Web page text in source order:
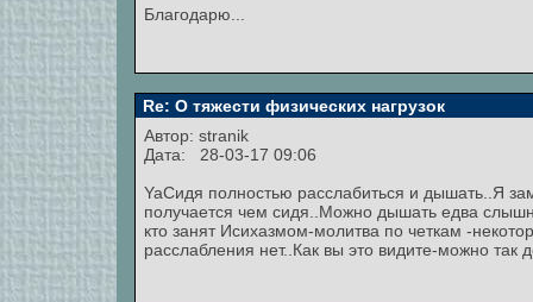
Благодарю...
Re: О тяжести физических нагрузок
Автор: stranik
Дата: 28-03-17 09:06
YaСидя полностью расслабиться и дышать..Я
получается чем сидя..Можно дышать едва
кто занят Исихазмом-молитва по четкам -
расслабления нет..Как вы это видите-можно так